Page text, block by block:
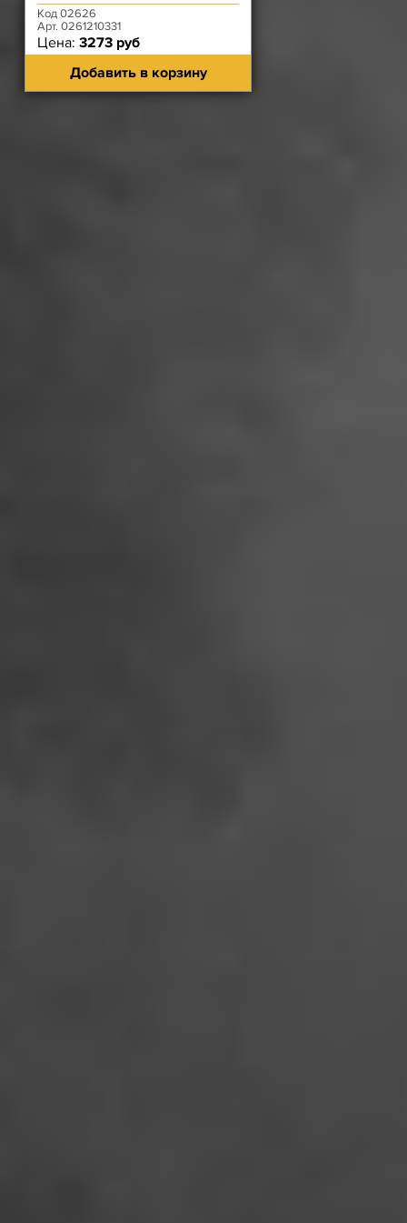
Код 02626
Арт. 0261210331
Цена: 3273 руб
Добавить в корзину